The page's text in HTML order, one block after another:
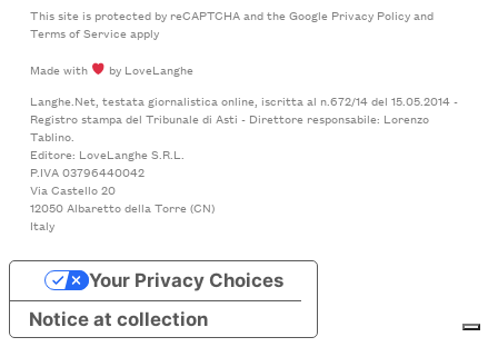
This site is protected by reCAPTCHA and the Google Privacy Policyand
Terms of Serviceapply
Made with
by LoveLanghe
Langhe.Net, testata giornalistica online, iscritta al n.672/14 del 15.05.2014 -
Registro stampa del Tribunale di Asti - Direttore responsabile: Lorenzo
Tablino.
Editore: LoveLanghe S.R.L.
P.IVA 03796440042
Via Castello 20
12050 Albaretto della Torre (CN)
Italy
Notice at collection
Your Privacy Choices